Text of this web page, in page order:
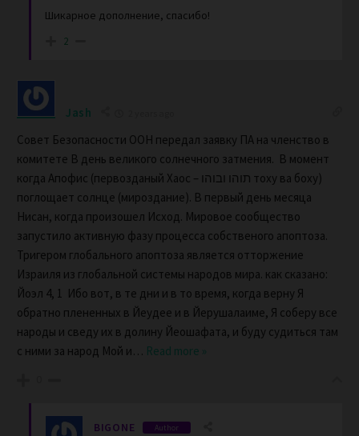
Шикарное дополнение, спасибо!
2
Jash
Совет Безопасности ООН передал заявку ПА на членство в
комитете В день великого солнечного затмения. В момент
когда Апофис (первозданый Хаос – תוהו ובוהו тоху ва боху)
поглощает солнце (мироздание). В первый день месяца
Нисан, когда произошел Исход. Мировое сообщество
запустило активную фазу процесса собственого апоптоза.
Тригером глобального апоптоза является отторжение
Израиля из глобальной системы народов мира. как сказано:
Йоэл 4, 1 Ибо вот, в те дни и в то время, когда верну Я
обратно плененных в Йеудее и в Йерушалаиме, Я соберу все
народы и сведу их в долину Йеошафата, и буду судиться там
с ними за народ Мой и… Read more »
BIGONE Author